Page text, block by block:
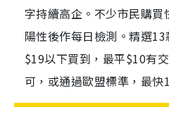
字持續高企。不少市民購
陽性後作每日檢測。精選
$19以下買到，最平$10有
可，或通過歐盟標準，最快